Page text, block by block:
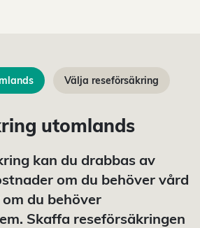
Välja reseförsäkring
utomlands
kan du drabbas av
om du behöver vård
du behöver
Skaffa reseförsäkringen